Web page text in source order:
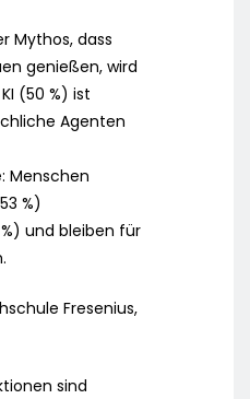
Mythos, dass
genießen, wird
(50 %) ist
Agenten
Menschen
%)
und bleiben für
Fresenius,
sind